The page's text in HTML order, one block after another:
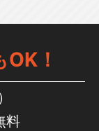
！
料